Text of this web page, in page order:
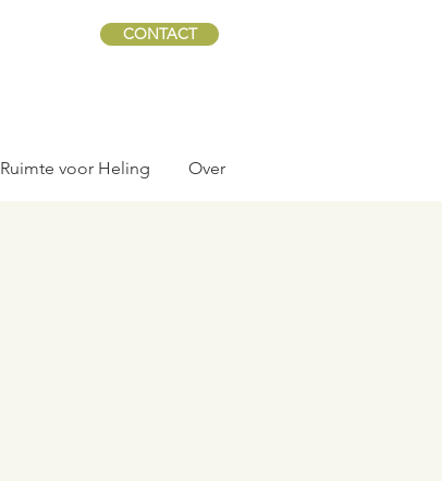
CONTACT
Ruimte voor Heling Over